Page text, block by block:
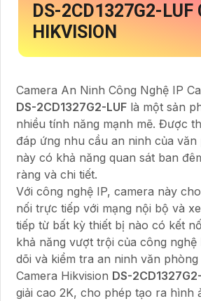
DS-2CD1327G2-LUF
HIKVISION
Camera An Ninh Công Nghệ IP
DS-2CD1327G2-LUF là một sản
nhiều tính năng mạnh mẽ. Được
đáp ứng nhu cầu an ninh của văn
này có khả năng quan sát ban
ràng và chi tiết.
Với công nghệ IP, camera này
nối trực tiếp với mạng nội bộ và
tiếp từ bất kỳ thiết bị nào có kết
khả năng vượt trội của công
dõi và kiểm tra an ninh văn
Camera Hikvision DS-
giải cao 2K, cho phép tạo ra hình